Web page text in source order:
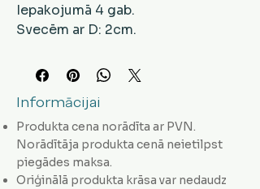
Iepakojumā 4 gab.
Svecēm ar D: 2cm.
Informācijai
Produkta cena norādīta ar PVN.
Norādītāja produkta cenā neietilpst
piegādes maksa.
Oriģinālā produkta krāsa var nedaudz